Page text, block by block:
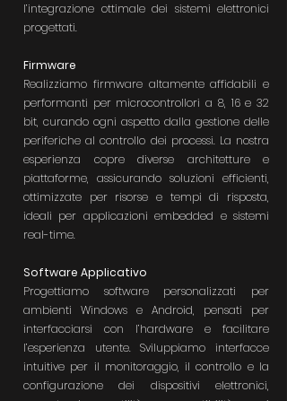
l’integrazione ottimale dei sistemi elettronici
progettati.
Firmware
Realizziamo firmware altamente affidabili e
performanti per microcontrollori a 8, 16 e 32
bit, curando ogni aspetto dalla gestione delle
periferiche al controllo dei processi. La nostra
esperienza copre diverse architetture e
piattaforme, assicurando soluzioni efficienti,
ottimizzate per risorse e tempi di risposta,
ideali per applicazioni embedded e sistemi
real-time.
Software Applicativo
Progettiamo software personalizzati per
ambienti Windows e Android, pensati per
interfacciarsi con l’hardware e facilitare
l’esperienza utente. Sviluppiamo interfacce
intuitive per il monitoraggio, il controllo e la
configurazione dei dispositivi elettronici,